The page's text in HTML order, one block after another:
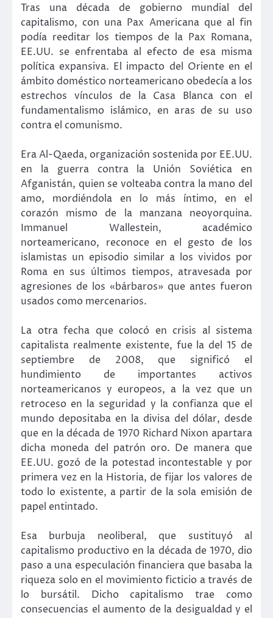
Tras una década de gobierno mundial del
capitalismo, con una Pax Americana que al fin
podía reeditar los tiempos de la Pax Romana,
EE.UU. se enfrentaba al efecto de esa misma
política expansiva. El impacto del Oriente en el
ámbito doméstico norteamericano obedecía a los
estrechos vínculos de la Casa Blanca con el
fundamentalismo islámico, en aras de su uso
contra el comunismo.
Era Al-Qaeda, organización sostenida por EE.UU.
en la guerra contra la Unión Soviética en
Afganistán, quien se volteaba contra la mano del
amo, mordiéndola en lo más íntimo, en el
corazón mismo de la manzana neoyorquina.
Immanuel Wallestein, académico
norteamericano, reconoce en el gesto de los
islamistas un episodio similar a los vividos por
Roma en sus últimos tiempos, atravesada por
agresiones de los «bárbaros» que antes fueron
usados como mercenarios.
La otra fecha que colocó en crisis al sistema
capitalista realmente existente, fue la del 15 de
septiembre de 2008, que significó el
hundimiento de importantes activos
norteamericanos y europeos, a la vez que un
retroceso en la seguridad y la confianza que el
mundo depositaba en la divisa del dólar, desde
que en la década de 1970 Richard Nixon apartara
dicha moneda del patrón oro. De manera que
EE.UU. gozó de la potestad incontestable y por
primera vez en la Historia, de fijar los valores de
todo lo existente, a partir de la sola emisión de
papel entintado.
Esa burbuja neoliberal, que sustituyó al
capitalismo productivo en la década de 1970, dio
paso a una especulación financiera que basaba la
riqueza solo en el movimiento ficticio a través de
lo bursátil. Dicho capitalismo trae como
consecuencias el aumento de la desigualdad y el